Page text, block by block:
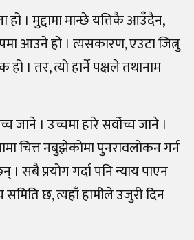
हो । मुद्दामा मान्छे यत्तिकै आउँदैन,
आउने हो । त्यसकारण, एउटा जित्नु
हो । तर, त्यो हार्ने पक्षले तथानाम
जाने । उच्चमा हारे सर्वोच्च जाने ।
चित्त नबुझेकोमा पुनरावलोकन गर्न
सबै प्रयोग गर्दा पनि न्याय पाएन
छ, त्यहाँ हामीले उजुरी दिन